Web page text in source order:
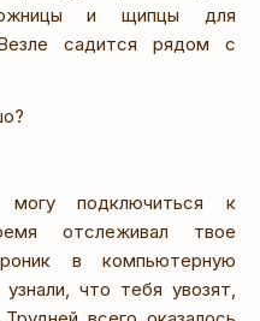
и щипцы для
садится рядом с
подключиться к
отслеживал твое
в компьютерную
что тебя увозят,